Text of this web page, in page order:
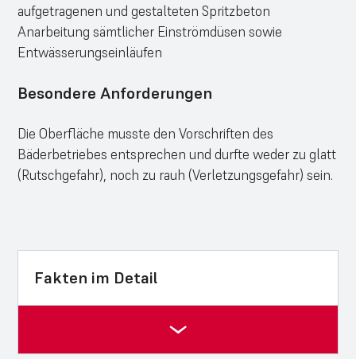
aufgetragenen und gestalteten Spritzbeton
Anarbeitung sämtlicher Einströmdüsen sowie
Entwässerungseinläufen
Besondere Anforderungen
Die Oberfläche musste den Vorschriften des
Bäderbetriebes entsprechen und durfte weder zu glatt
(Rutschgefahr), noch zu rauh (Verletzungsgefahr) sein.
Fakten im Detail